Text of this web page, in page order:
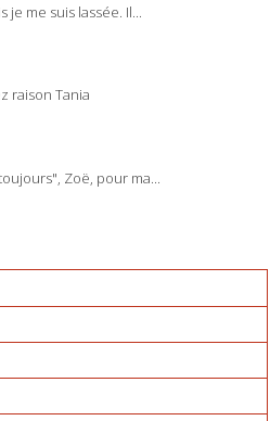
je me suis lassée. Il...
raison Tania
Zoë, pour ma...